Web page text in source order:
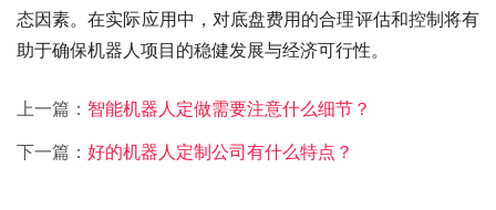
态因素。在实际应用中，对底盘费用的合理评估和控制将有
助于确保机器人项目的稳健发展与经济可行性。
上一篇： 智能机器人定做需要注意什么细节？
下一篇： 好的机器人定制公司有什么特点？